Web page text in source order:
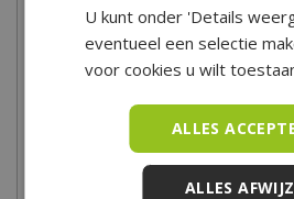
In onze winkel in Hoogwoud vind je
barbecues van topmerken zoals
U kunt onder 'Details
eventueel een selectie
voor cookies u wilt
ALLES
ALLES